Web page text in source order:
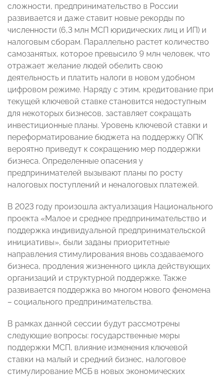
сложности, предпринимательство в России
развивается и даже ставит новые рекорды по
численности (6,3 млн МСП юридических лиц и ИП) и
налоговым сборам. Параллельно растет количество
самозанятых, которое превысило 9 млн человек, что
отражает желание людей обелить свою
деятельность и платить налоги в новом удобном
цифровом режиме. Наряду с этим, кредитование при
текущей ключевой ставке становится недоступным
для некоторых бизнесов, заставляет сокращать
инвестиционные планы. Уровень ключевой ставки и
переформатирование бюджета на поддержку ОПК
вероятно приведут к сокращению мер поддержки
бизнеса. Определенные опасения у
предпринимателей вызывают планы по росту
налоговых поступлений и неналоговых платежей.
В 2023 году произошла актуализация Национального
проекта «Малое и среднее предпринимательство и
поддержка индивидуальной предпринимательской
инициативы», были заданы приоритетные
направления стимулирования вновь создаваемого
бизнеса, продления жизненного цикла действующих
организаций и структурной поддержке. Также
развивается поддержка во многом нового феномена
– социального предпринимательства.
В рамках данной сессии будут рассмотрены
следующие вопросы: государственные меры
поддержки МСП, влияние изменения ключевой
ставки на малый и средний бизнес, налоговое
стимулирование МСБ в новых экономических